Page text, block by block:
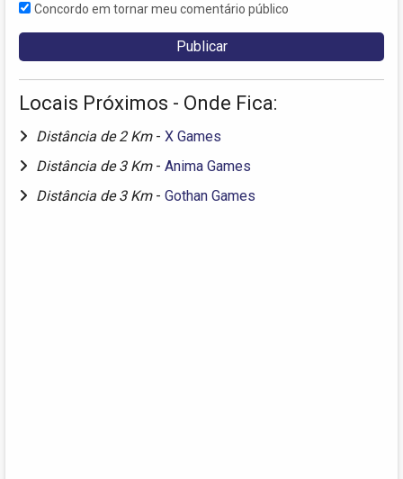
Concordo em tornar meu comentário público
Locais Próximos - Onde Fica:
Distância de 2 Km - X Games
Distância de 3 Km - Anima Games
Distância de 3 Km - Gothan Games